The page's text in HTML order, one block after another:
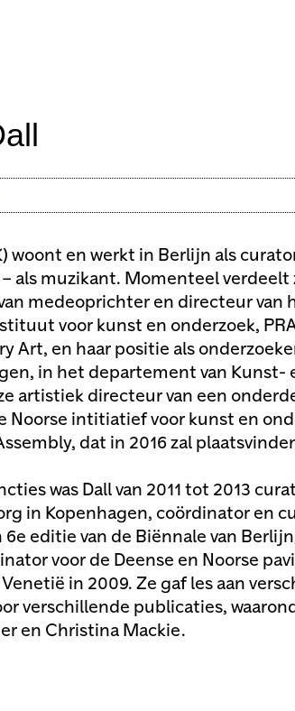
woont en werkt in Berlijn als
– als muzikant. Momenteel
medeoprichter en directeur van
voor kunst en onderzoek,
Art, en haar positie als
in het departement van Kunst-
artistiek directeur van een
Noorse intitiatief voor kunst en
dat in 2016 zal
was Dall van 2011 tot 2013
in Kopenhagen, coördinator en
6e editie van de Biënnale van
voor de Deense en Noorse
Venetië in 2009. Ze gaf les aan
verschillende publicaties,
en Christina Mackie.